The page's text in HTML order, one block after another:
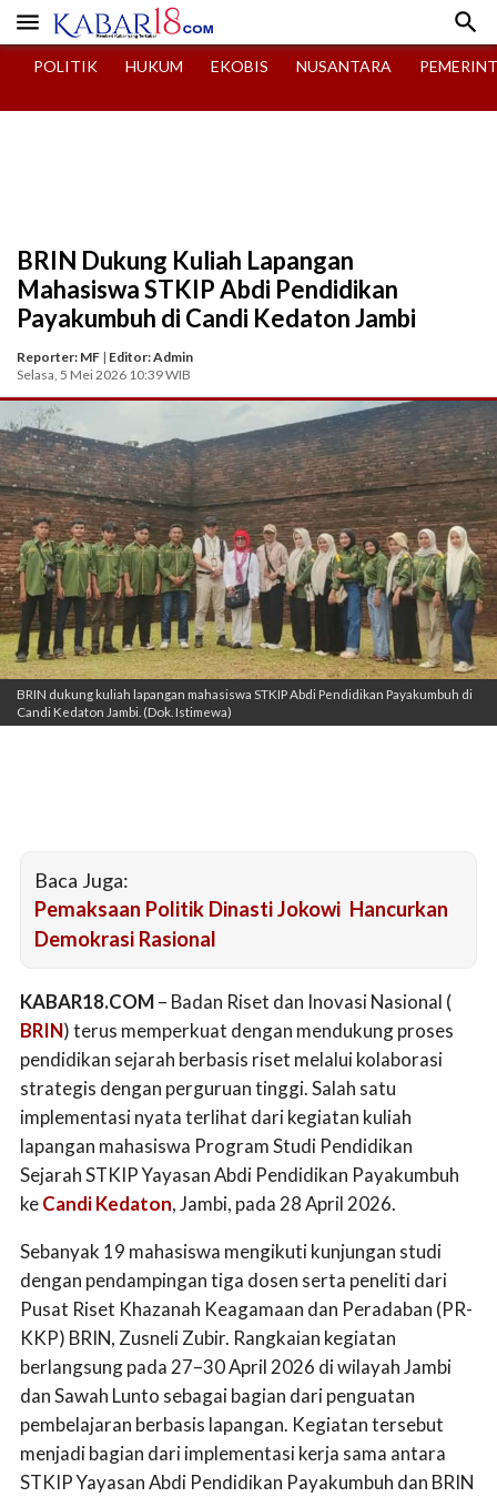
 
POLITIK HUKUM EKOBIS NUSANTARA
BRIN Dukung Kuliah Lapangan
Mahasiswa STKIP Abdi Pendidikan
Payakumbuh di Candi Kedaton Jambi
Reporter: MF | Editor: Admin
Selasa, 5 Mei 2026 10:39 WIB
BRIN dukung kuliah lapangan mahasiswa STKIP Abdi Pendidikan Payakumbuh di
Candi Kedaton Jambi. (Dok. Istimewa)
Baca Juga:
Pemaksaan Politik Dinasti Jokowi Hancurkan
Demokrasi Rasional
KABAR18.COM– Badan Riset dan Inovasi Nasional (
BRIN) terus memperkuat dengan mendukung proses
pendidikan sejarah berbasis riset melalui kolaborasi
strategis dengan perguruan tinggi. Salah satu
implementasi nyata terlihat dari kegiatan kuliah
lapangan mahasiswa Program Studi Pendidikan
Sejarah STKIP Yayasan Abdi Pendidikan Payakumbuh
keCandi Kedaton, Jambi, pada 28 April 2026.
Sebanyak 19 mahasiswa mengikuti kunjungan studi
dengan pendampingan tiga dosen serta peneliti dari
Pusat Riset Khazanah Keagamaan dan Peradaban (PR-
KKP) BRIN, Zusneli Zubir. Rangkaian kegiatan
berlangsung pada 27–30 April 2026 di wilayah Jambi
dan Sawah Lunto sebagai bagian dari penguatan
pembelajaran berbasis lapangan. Kegiatan tersebut
menjadi bagian dari implementasi kerja sama antara
STKIP Yayasan Abdi Pendidikan Payakumbuh dan BRIN